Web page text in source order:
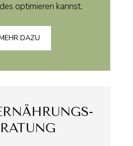
optimieren kannst.
DAZU